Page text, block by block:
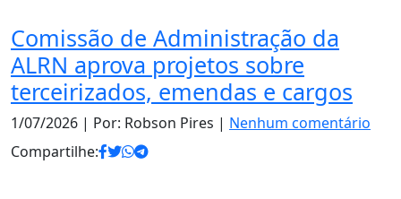
Comissão de Administração da
ALRN aprova projetos sobre
terceirizados, emendas e cargos
1/07/2026 | Por: Robson Pires | Nenhum comentário
Compartilhe: